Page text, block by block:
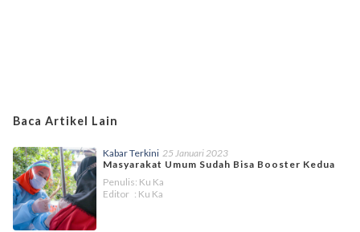
Baca Artikel Lain
Kabar Terkini 25 Januari 2023
Masyarakat Umum Sudah Bisa Booster Kedua
Penulis: Ku Ka
Editor : Ku Ka